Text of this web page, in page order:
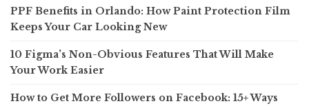
PPF Benefits in Orlando: How Paint Protection Film
Keeps Your Car Looking New
10 Figma’s Non-Obvious Features That Will Make
Your Work Easier
How to Get More Followers on Facebook: 15+ Ways